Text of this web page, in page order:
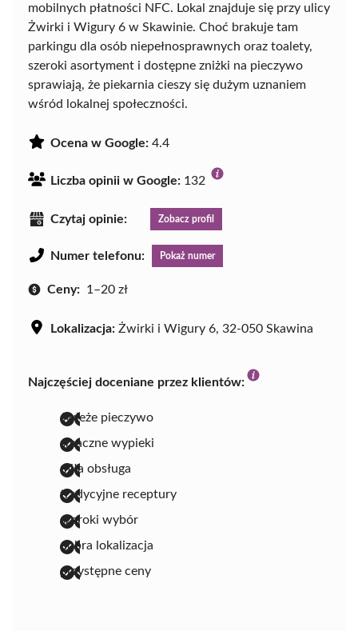
mobilnych płatności NFC. Lokal znajduje się przy ulicy
Żwirki i Wigury 6 w Skawinie. Choć brakuje tam
parkingu dla osób niepełnosprawnych oraz toalety,
szeroki asortyment i dostępne zniżki na pieczywo
sprawiają, że piekarnia cieszy się dużym uznaniem
wśród lokalnej społeczności.
Ocena w Google: 4.4
Liczba opinii w Google: 132
Czytaj opinie: Zobacz profil
Numer telefonu: Pokaż numer
Ceny: 1–20 zł
Lokalizacja: Żwirki i Wigury 6, 32-050 Skawina
Najczęściej doceniane przez klientów:
świeże pieczywo
smaczne wypieki
miła obsługa
tradycyjne receptury
szeroki wybór
dobra lokalizacja
przystępne ceny